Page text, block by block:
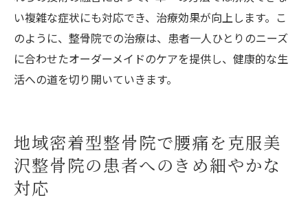
い複雑な症状にも対応でき、治療効果が向上します。こ
のように、整骨院での治療は、患者一人ひとりのニーズ
に合わせたオーダーメイドのケアを提供し、健康的な生
活への道を切り開いていきます。
地域密着型整骨院で腰痛を克服美
沢整骨院の患者へのきめ細やかな
対応